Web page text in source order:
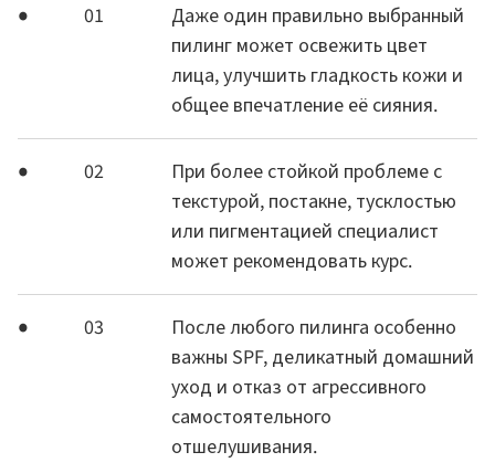
01
Даже один правильно выбранный
пилинг может освежить цвет
лица, улучшить гладкость кожи и
общее впечатление её сияния.
02
При более стойкой проблеме с
текстурой, постакне, тусклостью
или пигментацией специалист
может рекомендовать курс.
03
После любого пилинга особенно
важны SPF, деликатный домашний
уход и отказ от агрессивного
самостоятельного
отшелушивания.